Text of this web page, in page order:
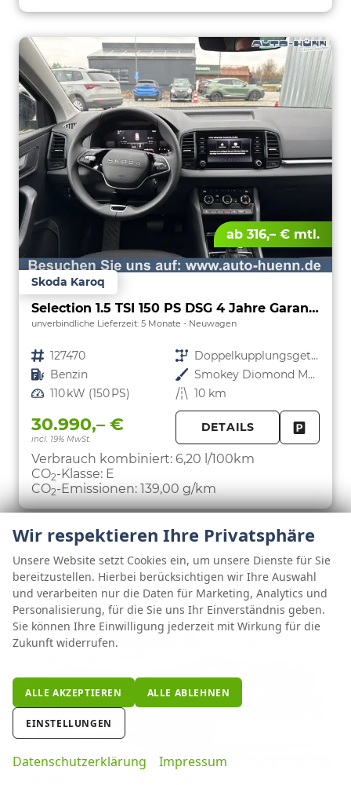
ab 316,– € mtl.
Skoda Karoq
Selection 1.5 TSI 150 PS DSG 4 Jahre Garantie-Anhängerkupplung-2x PDC-RückfahrkameraKeyless Start-AppleCarPlay-AndroidAuto-Sunset-Tempomat-2-Zonen-Klima-16''Alu
unverbindliche Lieferzeit: 5 Monate Neuwagen
Fahrzeugnr. 127470 Getriebe
Doppelkupplungsgetriebe (DSG)
Kraftstoff Benzin Außenfarbe
Smokey Diomond Metallic
Leistung 110 kW (150 PS) Kilometerstand 10 km
30.990,– €
incl. 19% MwSt.
DETAILS
Verbrauch kombiniert: 6,20 l/100km
CO2-Klasse: E
CO2-Emissionen: 139,00 g/km
Wir respektieren Ihre Privatsphäre
Unsere Website setzt Cookies ein, um unsere Dienste für Sie
bereitzustellen. Hierbei berücksichtigen wir Ihre Auswahl
und verarbeiten nur die Daten für Marketing, Analytics und
Personalisierung, für die Sie uns Ihr Einverständnis geben.
Sie können Ihre Einwilligung jederzeit mit Wirkung für die
Zukunft widerrufen.
ALLE AKZEPTIEREN ALLE ABLEHNEN
EINSTELLUNGEN
Datenschutzerklärung Impressum